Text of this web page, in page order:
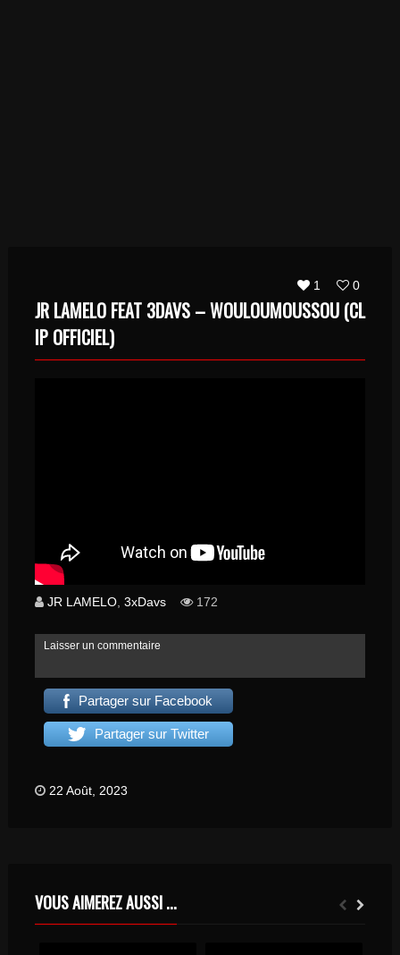
1 0
JR LAMELO FEAT 3DAVS – WOULOUMOUSSOU (CL
IP OFFICIEL)
JR LAMELO, 3xDavs 172
Laisser un commentaire
Partager sur Facebook
Partager sur Twitter
22 Août, 2023
VOUS AIMEREZ AUSSI ...